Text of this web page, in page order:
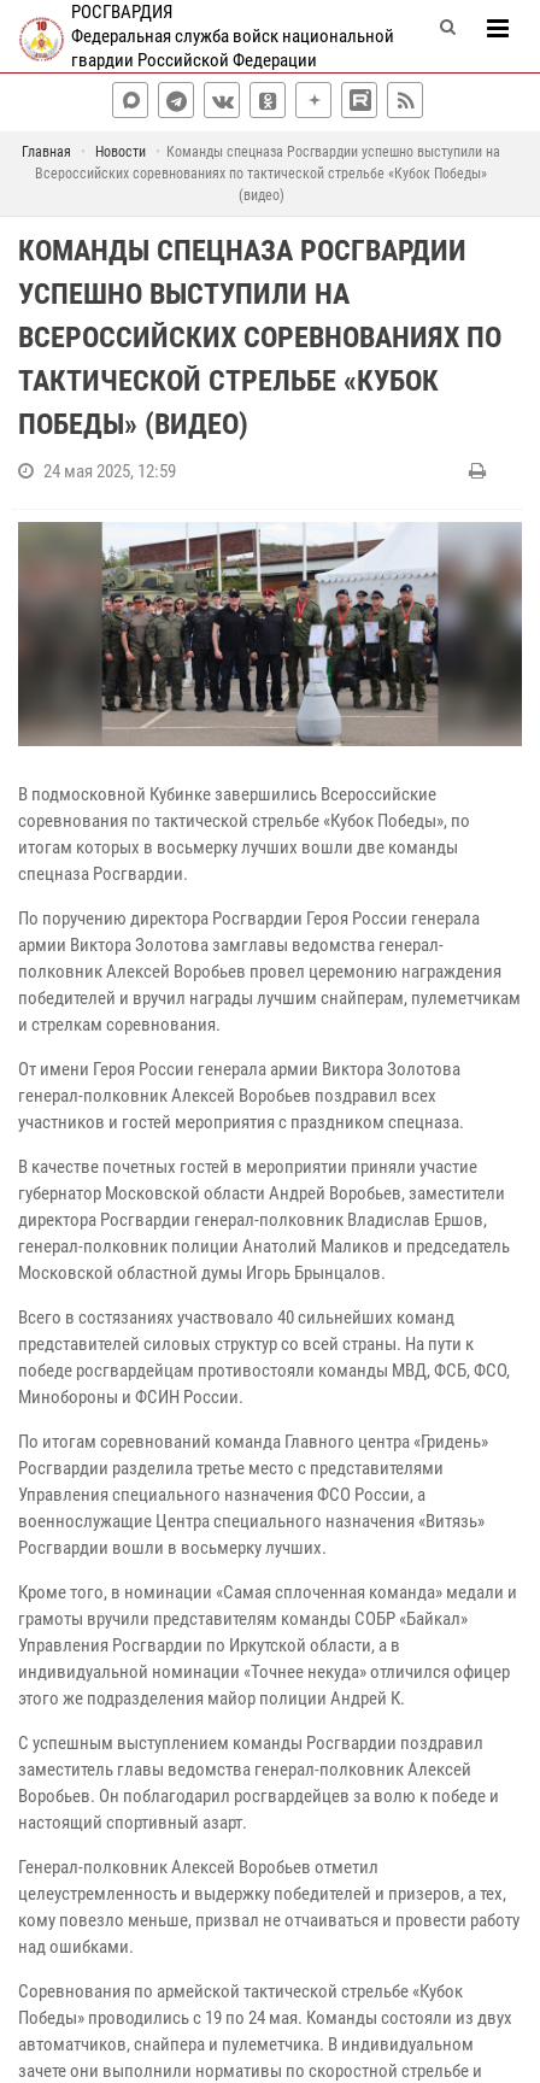
РОСГВАРДИЯ
Федеральная служба войск национальной
гвардии Российской Федерации
Главная Новости
Команды спецназа Росгвардии успешно выступили на
Всероссийских соревнованиях по тактической стрельбе «Кубок Победы»
(видео)
КОМАНДЫ СПЕЦНАЗА РОСГВАРДИИ
УСПЕШНО ВЫСТУПИЛИ НА
ВСЕРОССИЙСКИХ СОРЕВНОВАНИЯХ ПО
ТАКТИЧЕСКОЙ СТРЕЛЬБЕ «КУБОК
ПОБЕДЫ» (ВИДЕО)
24 мая 2025, 12:59
В подмосковной Кубинке завершились Всероссийские
соревнования по тактической стрельбе «Кубок Победы», по
итогам которых в восьмерку лучших вошли две команды
спецназа Росгвардии.
По поручению директора Росгвардии Героя России генерала
армии Виктора Золотова замглавы ведомства генерал-
полковник Алексей Воробьев провел церемонию награждения
победителей и вручил награды лучшим снайперам, пулеметчикам
и стрелкам соревнования.
От имени Героя России генерала армии Виктора Золотова
генерал-полковник Алексей Воробьев поздравил всех
участников и гостей мероприятия с праздником спецназа.
В качестве почетных гостей в мероприятии приняли участие
губернатор Московской области Андрей Воробьев, заместители
директора Росгвардии генерал-полковник Владислав Ершов,
генерал-полковник полиции Анатолий Маликов и председатель
Московской областной думы Игорь Брынцалов.
Всего в состязаниях участвовало 40 сильнейших команд
представителей силовых структур со всей страны. На пути к
победе росгвардейцам противостояли команды МВД, ФСБ, ФСО,
Минобороны и ФСИН России.
По итогам соревнований команда Главного центра «Гридень»
Росгвардии разделила третье место с представителями
Управления специального назначения ФСО России, а
военнослужащие Центра специального назначения «Витязь»
Росгвардии вошли в восьмерку лучших.
Кроме того, в номинации «Самая сплоченная команда» медали и
грамоты вручили представителям команды СОБР «Байкал»
Управления Росгвардии по Иркутской области, а в
индивидуальной номинации «Точнее некуда» отличился офицер
этого же подразделения майор полиции Андрей К.
С успешным выступлением команды Росгвардии поздравил
заместитель главы ведомства генерал-полковник Алексей
Воробьев. Он поблагодарил росгвардейцев за волю к победе и
настоящий спортивный азарт.
Генерал-полковник Алексей Воробьев отметил
целеустремленность и выдержку победителей и призеров, а тех,
кому повезло меньше, призвал не отчаиваться и провести работу
над ошибками.
Соревнования по армейской тактической стрельбе «Кубок
Победы» проводились с 19 по 24 мая. Команды состояли из двух
автоматчиков, снайпера и пулеметчика. В индивидуальном
зачете они выполнили нормативы по скоростной стрельбе и